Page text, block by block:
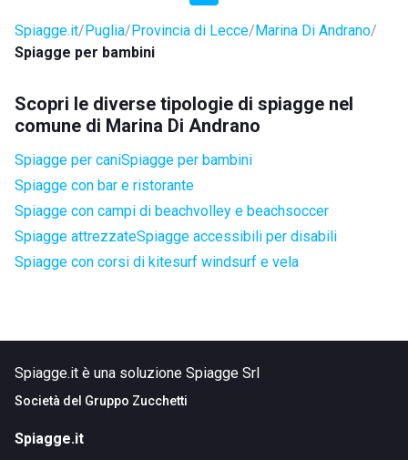
Spiagge.it Puglia Provincia di Lecce Marina Di Andrano
Spiagge per bambini
Scopri le diverse tipologie di spiagge nel
comune di Marina Di Andrano
Spiagge per caniSpiagge per bambini
Spiagge con bar e ristorante
Spiagge con campi di beachvolley e beachsoccer
Spiagge attrezzateSpiagge accessibili per disabili
Spiagge con corsi di kitesurf windsurf e vela
Spiagge.it è una soluzione Spiagge Srl
Società del Gruppo Zucchetti
Spiagge.it